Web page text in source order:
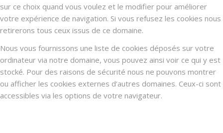
sur ce choix quand vous voulez et le modifier pour améliorer
votre expérience de navigation. Si vous refusez les cookies nous
retirerons tous ceux issus de ce domaine.
Nous vous fournissons une liste de cookies déposés sur votre
ordinateur via notre domaine, vous pouvez ainsi voir ce qui y est
stocké. Pour des raisons de sécurité nous ne pouvons montrer
ou afficher les cookies externes d’autres domaines. Ceux-ci sont
accessibles via les options de votre navigateur.